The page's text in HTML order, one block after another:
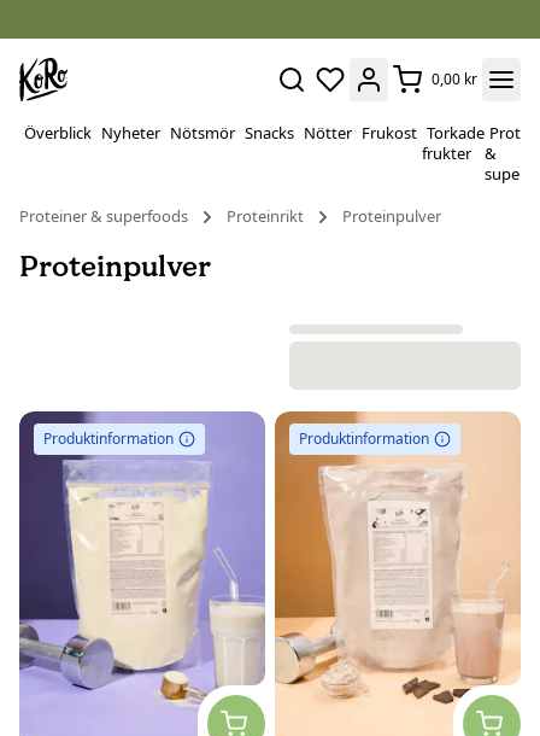
0,00 kr
Överblick Nyheter Nötsmör Snacks Nötter Frukost Torkade
frukter
&
Proteiner & superfoods
Proteinrikt Proteinpulver
Proteinpulver
Produktinformation Produktinformation